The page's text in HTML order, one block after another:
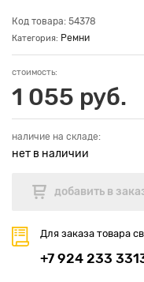
Код товара: 54378
Категория: Ремни
стоимость:
1 055 руб.
наличие на складе:
нет в наличии
Для заказа товара
+7 924 233